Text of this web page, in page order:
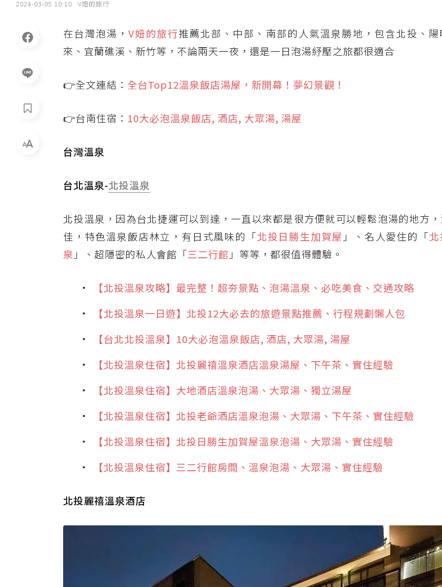
2024-03-05 10:10 V妞的旅行
在台灣泡湯，V妞的旅行推薦北部、中部、南部的人氣溫泉勝地，包含北投、
來、宜蘭礁溪、新竹等，不論兩天一夜，還是一日泡湯紓壓之旅都很適合
👉全文連結： 全台Top12溫泉飯店湯屋，新開幕！夢幻景觀！
👉台南住宿： 10大必泡溫泉飯店, 酒店, 大眾湯, 湯屋
台灣溫泉
台北溫泉-北投溫泉
北投溫泉，因為台北捷運可以到達，一直以來都是很方便就可以輕鬆泡湯的地方
佳，特色溫泉飯店林立，有日式風味的「北投日勝生加賀屋 」、名人愛住的「
泉 」、超隱密的私人會館「三二行館 」等等，都很值得體驗。
【北投溫泉攻略】最完整！超夯景點、泡湯溫泉、必吃美食、交通攻略
【北投溫泉一日遊】北投12大必去的旅遊景點推薦、行程規劃懶人包
【台北北投溫泉】10大必泡溫泉飯店, 酒店, 大眾湯, 湯屋
【北投溫泉住宿】北投麗禧溫泉酒店溫泉湯屋、下午茶、實住經驗
【北投溫泉住宿】大地酒店溫泉泡湯、大眾湯、獨立湯屋
【北投溫泉住宿】北投老爺酒店溫泉泡湯、大眾湯、下午茶、實住經驗
【北投溫泉住宿】北投日勝生加賀屋溫泉泡湯、大眾湯、實住經驗
【北投溫泉住宿】三二行館房間、溫泉泡湯、大眾湯、實住經驗
北投麗禧溫泉酒店